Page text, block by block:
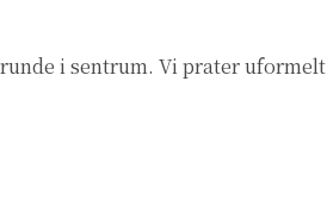
i sentrum. Vi prater uformelt